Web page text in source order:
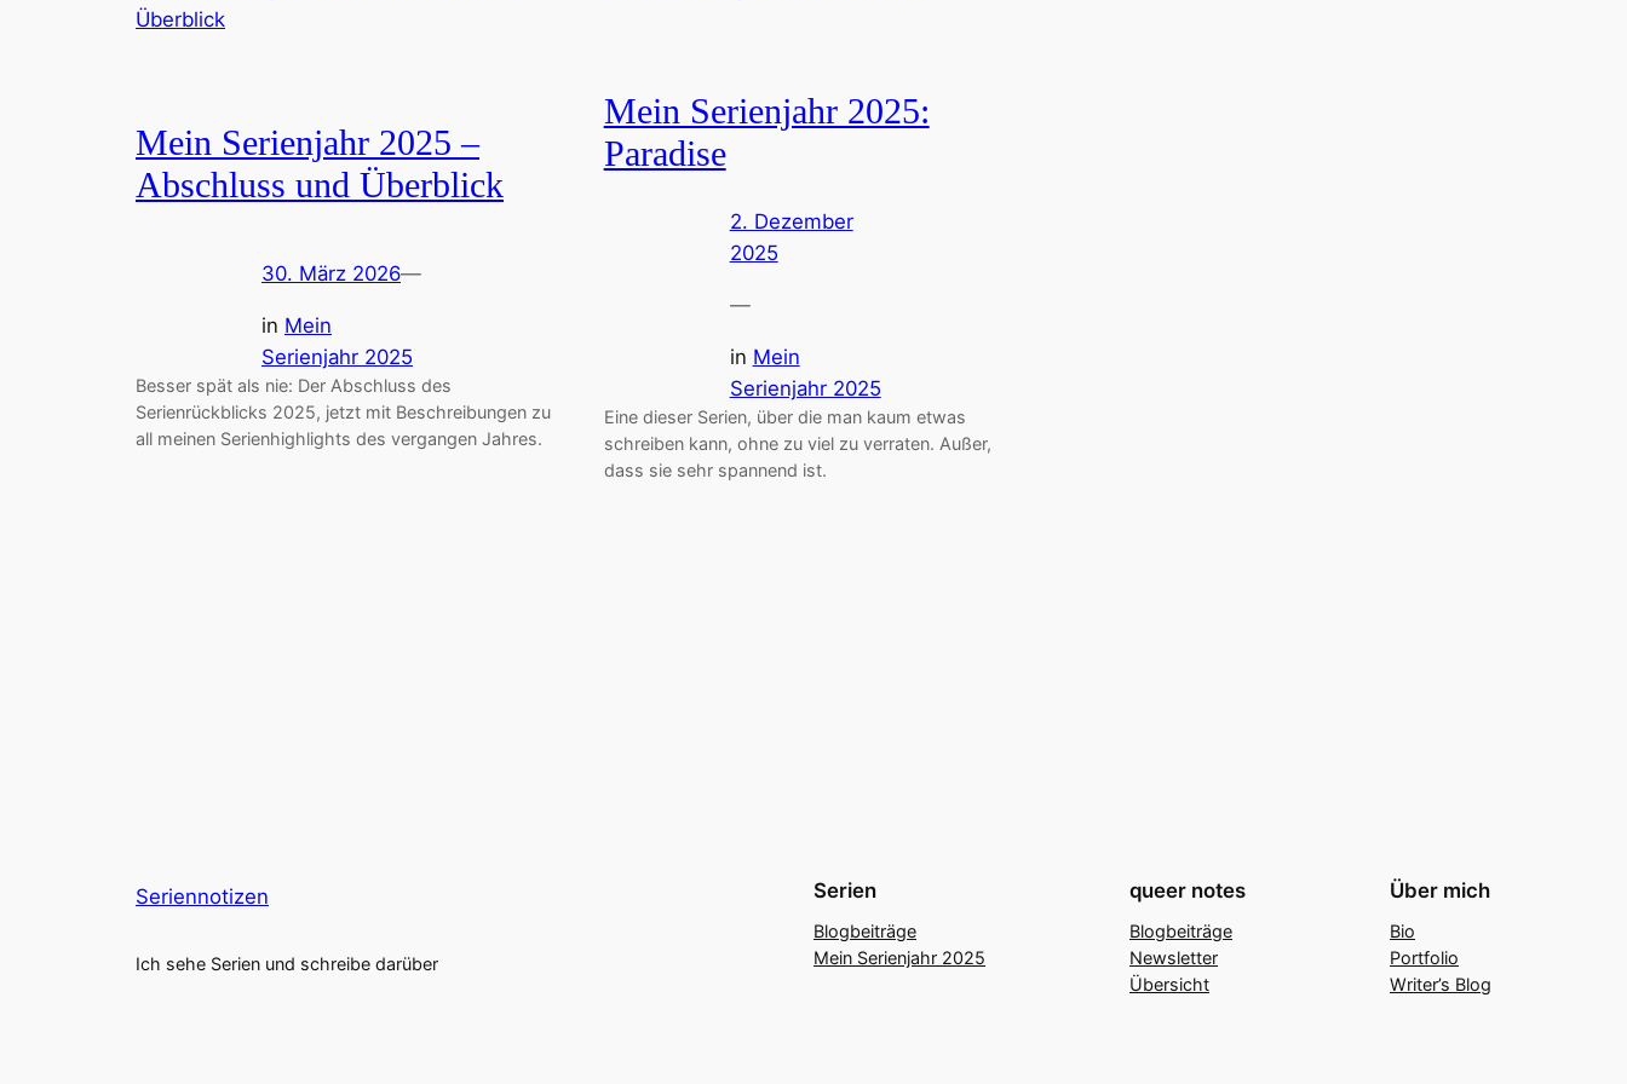
Mein Serienjahr 2025 –
Abschluss und Überblick
30. März 2026—
in Mein
Serienjahr 2025
Besser spät als nie: Der Abschluss des
Serienrückblicks 2025, jetzt mit Beschreibungen zu
all meinen Serienhighlights des vergangen Jahres.
Mein Serienjahr 2025:
Paradise
2. Dezember
2025
—
in Mein
Serienjahr 2025
Eine dieser Serien, über die man kaum etwas
schreiben kann, ohne zu viel zu verraten. Außer,
dass sie sehr spannend ist.
Seriennotizen
Ich sehe Serien und schreibe darüber
Serien
Blogbeiträge
Mein Serienjahr 2025
queer notes
Blogbeiträge
Newsletter
Übersicht
Über mich
Bio
Portfolio
Writer’s Blog